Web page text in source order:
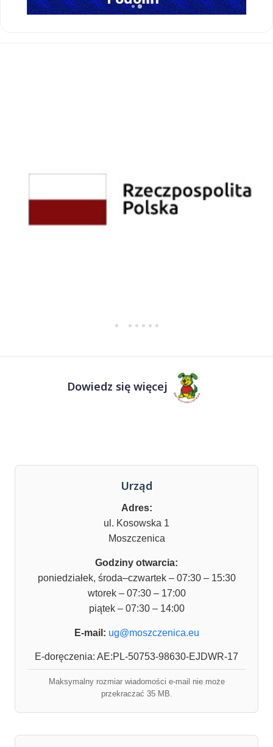
Dowiedz się więcej
Urząd
Adres:
ul. Kosowska 1
Moszczenica
Godziny otwarcia:
poniedziałek, środa–czwartek – 07:30 – 15:30
wtorek – 07:30 – 17:00
piątek – 07:30 – 14:00
E-mail: ug@moszczenica.eu
E-doręczenia: AE:PL-50753-98630-EJDWR-17
Maksymalny rozmiar wiadomości e-mail nie może
przekraczać 35 MB.